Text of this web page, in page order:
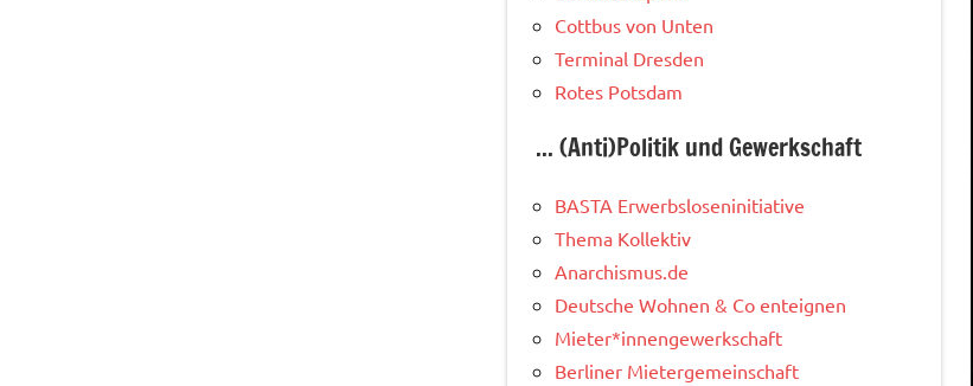
Cottbus von Unten
Terminal Dresden
Rotes Potsdam
... (Anti)Politik und Gewerkschaft
BASTA Erwerbsloseninitiative
Thema Kollektiv
Anarchismus.de
Deutsche Wohnen & Co enteignen
Mieter*innengewerkschaft
Berliner Mietergemeinschaft